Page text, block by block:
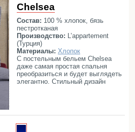
Зеленый
20000
Косметички
Для спальни
Постельное белье
Покрывала
Пледы
Декоративные подушки
Домашняя одежда
Наволочки
Chelsea
Состав: 100 % хлопок, бязь
пестротканая
Производство: L’appartement
(Турция)
Материалы: Хлопок
С постельным бельем Chelsea
даже самая простая спальня
преобразиться и будет выглядеть
элегантно. Стильный дизайн
прикосновения. Комплект